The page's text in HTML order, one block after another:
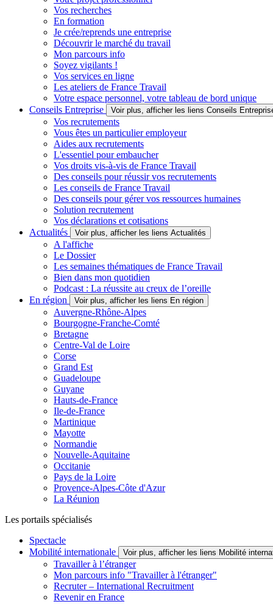
Vos recherches
En formation
Je crée/reprends une entreprise
Découvrir le marché du travail
Mon parcours info
Soyez vigilants !
Vos services en ligne
Les ateliers de France Travail
Votre espace personnel, votre tableau de bord unique
Conseils Entreprise
Voir plus, afficher les liens Conseils
Vos recrutements
Vous êtes un particulier employeur
Aides aux recrutements
L'essentiel pour embaucher
Vos droits vis-à-vis de France Travail
Des conseils pour réussir vos recrutements
Les conseils de France Travail
Des conseils pour gérer vos ressources humaines
Solution recrutement
Vos déclarations et cotisations
Actualités
Voir plus, afficher les liens Actualités
A l'affiche
Le Dossier
Les semaines thématiques de France Travail
Bien dans mon quotidien
Podcast : La réussite au creux de l’oreille
En région
Voir plus, afficher les liens En région
Auvergne-Rhône-Alpes
Bourgogne-Franche-Comté
Bretagne
Centre-Val de Loire
Corse
Grand Est
Guadeloupe
Guyane
Hauts-de-France
Ile-de-France
Martinique
Mayotte
Normandie
Nouvelle-Aquitaine
Occitanie
Pays de la Loire
Provence-Alpes-Côte d'Azur
La Réunion
Les portails spécialisés
Spectacle
Mobilité internationale
Voir plus, afficher les liens Mobilité
Travailler à l’étranger
Mon parcours info "Travailler à l'étranger"
Recruter – International Recruitment
Revenir en France